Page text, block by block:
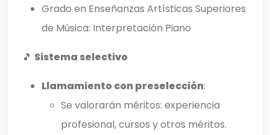
Grado en Enseñanzas Artísticas Superiores
de Música: Interpretación Piano
🎵 Sistema selectivo
Llamamiento con preselección:
Se valorarán méritos: experiencia
profesional, cursos y otros méritos.